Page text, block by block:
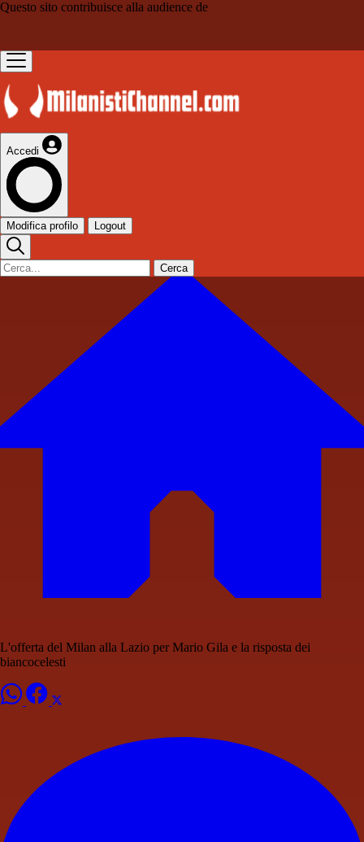
Questo sito contribuisce alla audience de
Accedi
Modifica profilo Logout
Cerca
L'offerta del Milan alla Lazio per Mario Gila e la risposta dei
biancocelesti